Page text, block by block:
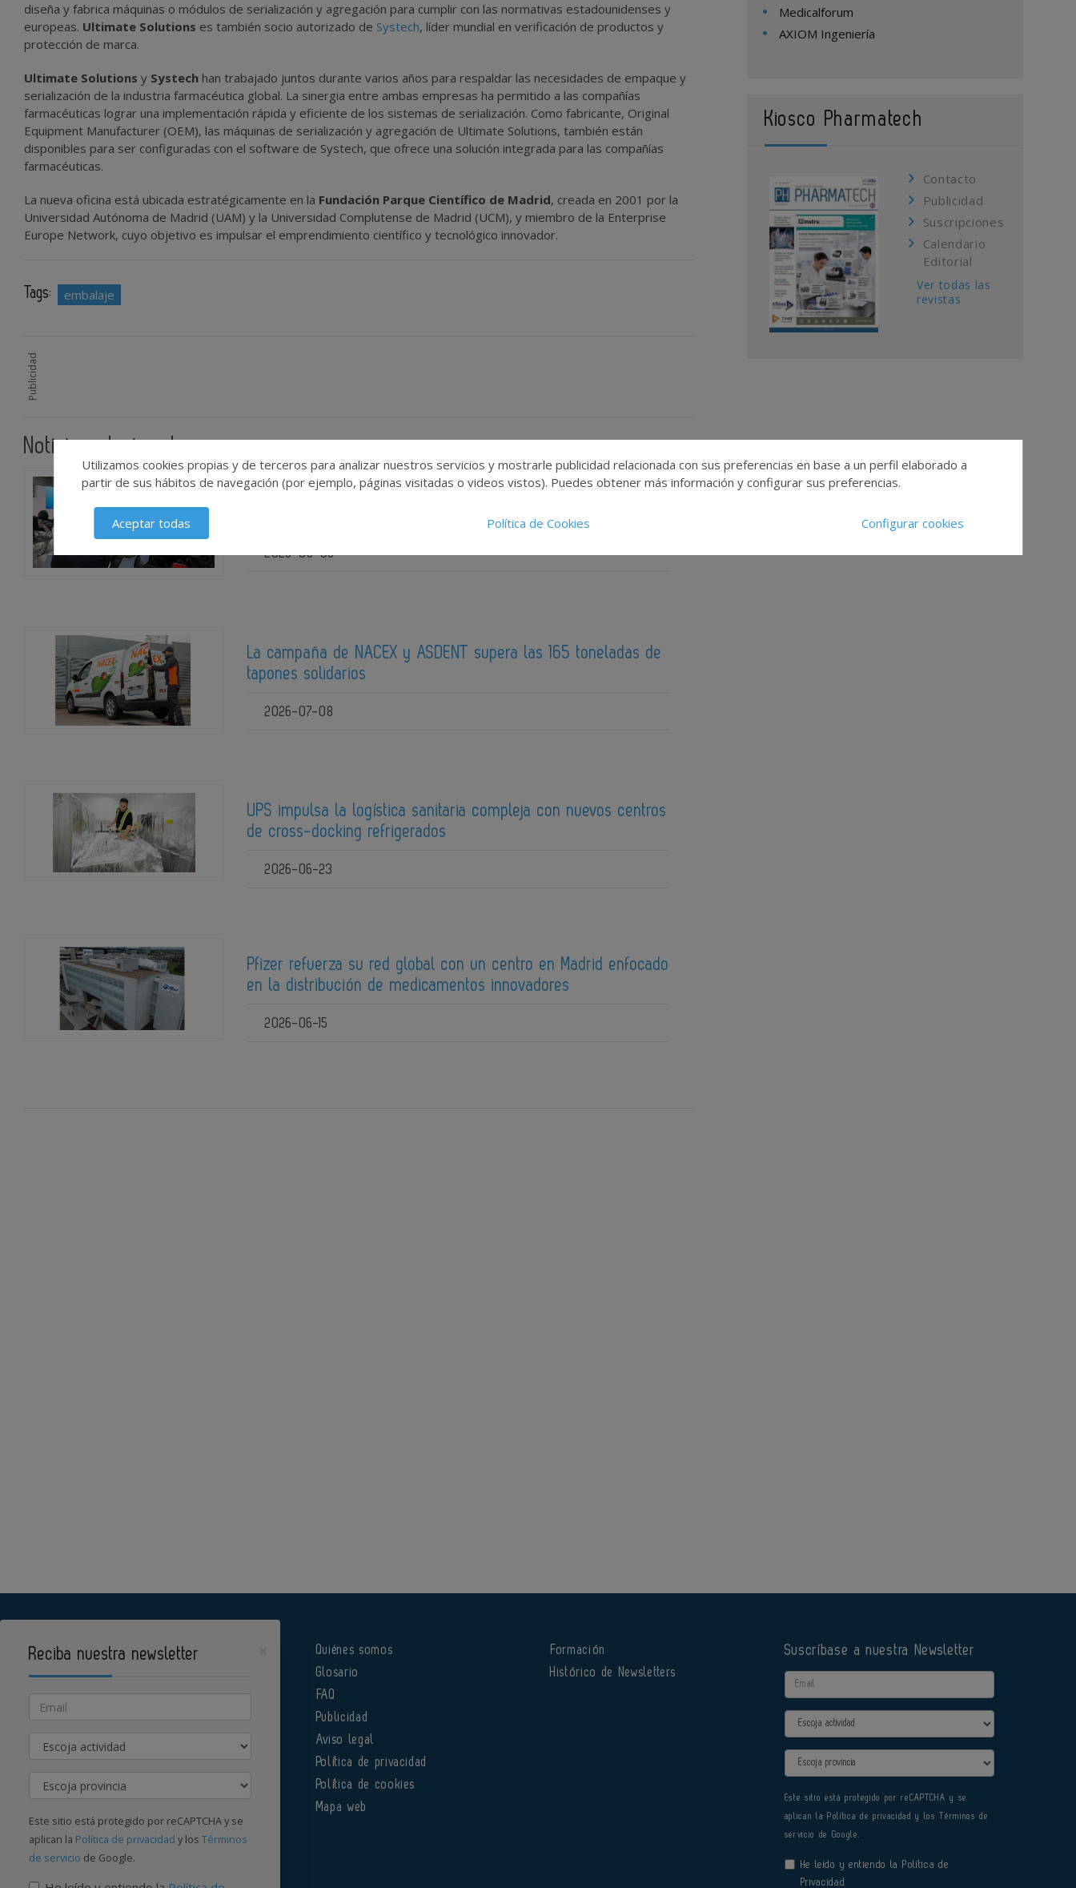
diseña y fabrica máquinas o módulos de serialización y agregación para cumplir con las normativas estadounidenses y
europeas. Ultimate Solutions es también socio autorizado de Systech, líder mundial en verificación de productos y
protección de marca.
Ultimate Solutions y Systech han trabajado juntos durante varios años para respaldar las necesidades de empaque y
serialización de la industria farmacéutica global. La sinergia entre ambas empresas ha permitido a las compañías
farmacéuticas lograr una implementación rápida y eficiente de los sistemas de serialización. Como fabricante, Original
Equipment Manufacturer (OEM), las máquinas de serialización y agregación de Ultimate Solutions, también están
disponibles para ser configuradas con el software de Systech, que ofrece una solución integrada para las compañías
farmacéuticas.
La nueva oficina está ubicada estratégicamente en la Fundación Parque Científico de Madrid, creada en 2001 por la
Universidad Autónoma de Madrid (UAM) y la Universidad Complutense de Madrid (UCM), y miembro de la Enterprise
Europe Network, cuyo objetivo es impulsar el emprendimiento científico y tecnológico innovador.
Tags: embalaje
Publicidad
Noticias relacionadas
La séptima edición de los Premios UNO reunirá en Logistics &
Automation a los líderes de la logística nacional
2026-08-06
La campaña de NACEX y ASDENT supera las 165 toneladas de
tapones solidarios
2026-07-08
UPS impulsa la logística sanitaria compleja con nuevos centros
de cross-docking refrigerados
2026-06-23
Pfizer refuerza su red global con un centro en Madrid enfocado
en la distribución de medicamentos innovadores
2026-06-15
Medicalforum
AXIOM Ingeniería
Kiosco Pharmatech
Contacto
Publicidad
Suscripciones
Calendario
Editorial
Ver todas las
revistas
Órgano institucional de la AEFI
Contacte con nosotros
Quiénes somos
Glosario
FAQ
Publicidad
Aviso legal
Política de privacidad
Política de cookies
Mapa web
Formación
Histórico de Newsletters
Suscríbase a nuestra Newsletter
Email
Actividad
Provincia
Este sitio está protegido por reCAPTCHA y se
aplican la Política de privacidad y los Términos de
servicio de Google.
He leído y entiendo la Política de
Privacidad
Utilizamos cookies propias y de terceros para analizar nuestros servicios y mostrarle publicidad relacionada con sus preferencias en base a un perfil elaborado a
partir de sus hábitos de navegación (por ejemplo, páginas visitadas o videos vistos). Puedes obtener más información y configurar sus preferencias.
Aceptar todas Política de Cookies Configurar cookies
Reciba nuestra newsletter
Email
Actividad
Provincia
Este sitio está protegido por reCAPTCHA y se
aplican la Política de privacidad y los Términos
de servicio de Google.